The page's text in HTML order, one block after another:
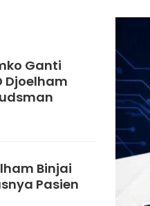
Ganti
Djoelham
Binjai
Pasien